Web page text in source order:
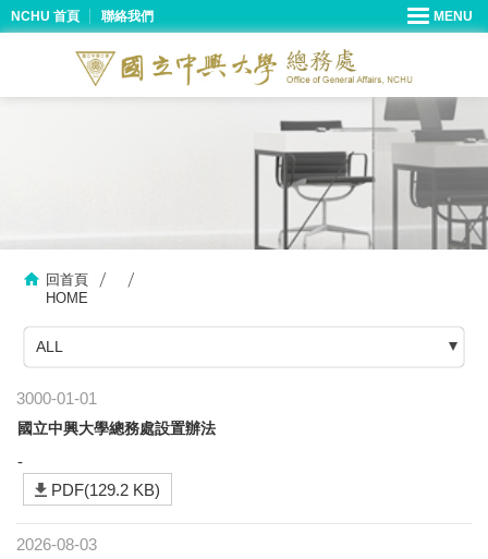
NCHU 首頁 聯絡我們
回首頁
HOME
ALL
3000-01-01
國立中興大學總務處設置辦法
-
PDF(129.2 KB)
2026-08-03